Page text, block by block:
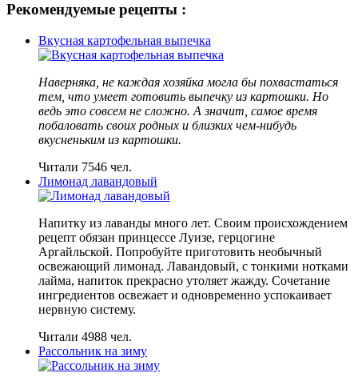
Рекомендуемые рецепты :
Вкусная картофельная выпечка
Наверняка, не каждая хозяйка могла бы похвастаться
тем, что умеет готовить выпечку из картошки. Но
ведь это совсем не сложно. А значит, самое время
побаловать своих родных и близких чем-нибудь
вкусненьким из картошки.
Читали 7546 чел.
Лимонад лавандовый
Напитку из лаванды много лет. Своим происхождением
рецепт обязан принцессе Луизе, герцогине
Аргайльской. Попробуйте приготовить необычный
освежающий лимонад. Лавандовый, с тонкими нотками
лайма, напиток прекрасно утоляет жажду. Сочетание
ингредиентов освежает и одновременно успокаивает
нервную систему.
Читали 4988 чел.
Рассольник на зиму